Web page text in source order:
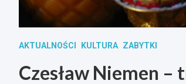
AKTUALNOŚCI KULTURA ZABYTKI
Czesław Niemen –